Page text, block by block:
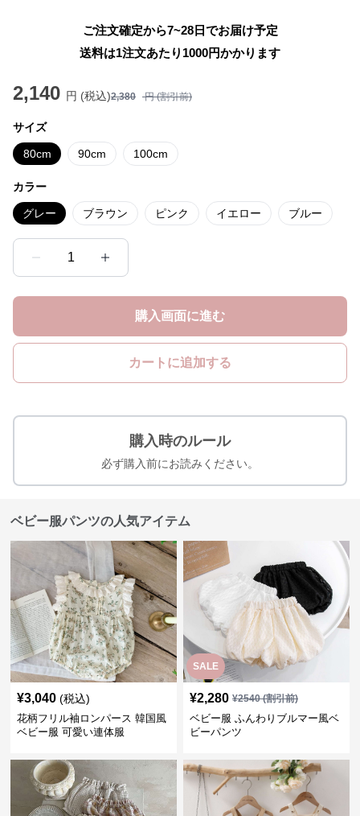
ご注文確定から7~28日でお届け予定
送料は1注文あたり 1000円かかります
2,140 円 (税込)2,380 円 (割引前)
サイズ
80cm 90cm 100cm
カラー
グレー ブラウン ピンク イエロー ブルー
1
購入画面に進む
カートに追加する
購入時のルール
必ず購入前にお読みください。
ベビー服パンツの人気アイテム
¥3,040 (税込)
花柄フリル袖ロンパース 韓国風
ベビー服 可愛い連体服
SALE
¥2,280 ¥2540(割引前)
ベビー服 ふんわりブルマー風ベ
ビーパンツ